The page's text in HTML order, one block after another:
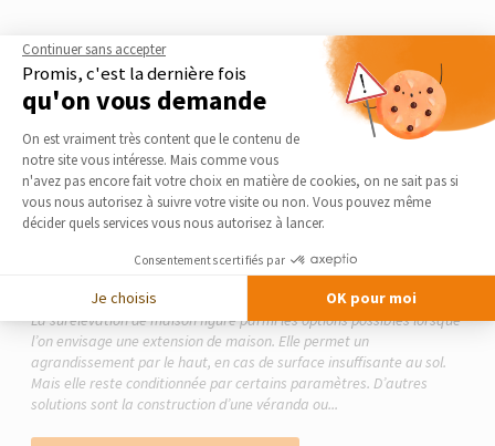
Le guide thématique
Surélévation de maison
La surélévation de maison figure parmi les options possibles lorsque
l’on envisage une extension de maison. Elle permet un
agrandissement par le haut, en cas de surface insuffisante au sol.
Mais elle reste conditionnée par certains paramètres. D’autres
solutions sont la construction d’une véranda ou...
Continuer sans accepter
Promis, c'est la dernière fois
qu'on vous demande
Plateforme de Gestion du
On est vraiment très content que le contenu de
notre site vous intéresse. Mais comme vous
n'avez pas encore fait votre choix en matière de cookies, on ne sait pas si
vous nous autorisez à suivre votre visite ou non. Vous pouvez même
décider quels services vous nous autorisez à lancer.
Consentements certifiés par
Je choisis OK pour moi
Axeptio consent